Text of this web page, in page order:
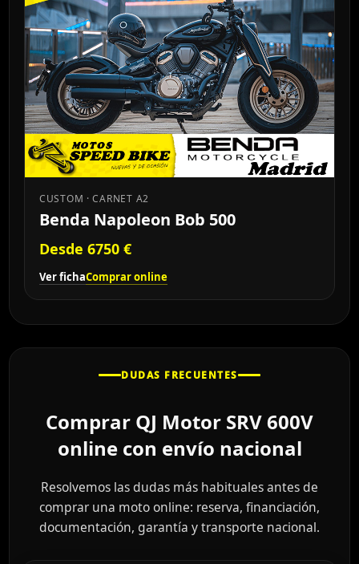
CUSTOM · CARNET A2
Benda Napoleon Bob 500
Desde 6750 €
Ver fichaComprar online
DUDAS FRECUENTES
Comprar QJ Motor SRV 600V
online con envío nacional
Resolvemos las dudas más habituales antes de
comprar una moto online: reserva, financiación,
documentación, garantía y transporte nacional.